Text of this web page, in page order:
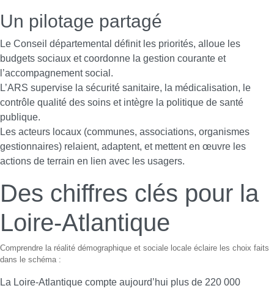
Un pilotage partagé
Le Conseil départemental définit les priorités, alloue les
budgets sociaux et coordonne la gestion courante et
l’accompagnement social.
L’ARS supervise la sécurité sanitaire, la médicalisation, le
contrôle qualité des soins et intègre la politique de santé
publique.
Les acteurs locaux (communes, associations, organismes
gestionnaires) relaient, adaptent, et mettent en œuvre les
actions de terrain en lien avec les usagers.
Des chiffres clés pour la
Loire-Atlantique
Comprendre la réalité démographique et sociale locale éclaire les choix faits
dans le schéma :
La Loire-Atlantique compte aujourd’hui plus de 220 000